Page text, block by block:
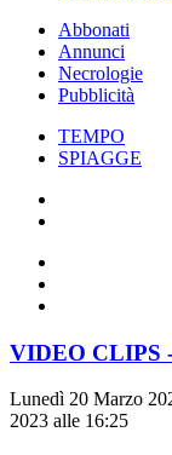
Abbonati
Annunci
Necrologie
Pubblicità
TEMPO
SPIAGGE
VIDEO CLIPS
Lunedì 20 Marzo
2023 alle 16:25